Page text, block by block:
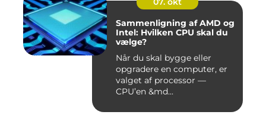
Sammenligning af AMD og
Intel: Hvilken CPU skal du
vælge?
Når du skal bygge eller
opgradere en computer, er
valget af processor —
CPU’en &md...